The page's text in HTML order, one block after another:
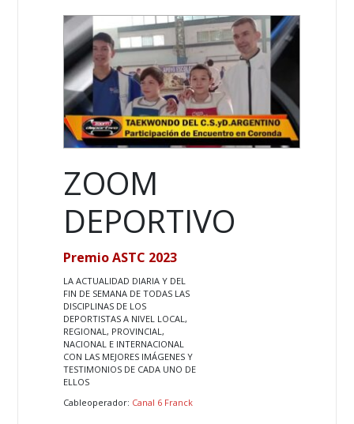
ZOOM
DEPORTIVO
Premio ASTC 2023
LA ACTUALIDAD DIARIA Y DEL
FIN DE SEMANA DE TODAS LAS
DISCIPLINAS DE LOS
DEPORTISTAS A NIVEL LOCAL,
REGIONAL, PROVINCIAL,
NACIONAL E INTERNACIONAL
CON LAS MEJORES IMÁGENES Y
TESTIMONIOS DE CADA UNO DE
ELLOS
Cableoperador: Canal 6 Franck